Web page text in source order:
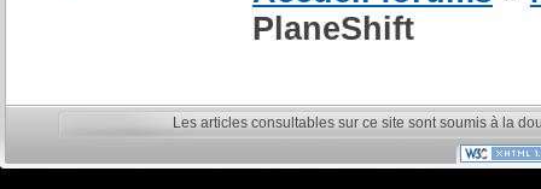
PlaneShift
Les articles consultables sur ce site sont soumis à la